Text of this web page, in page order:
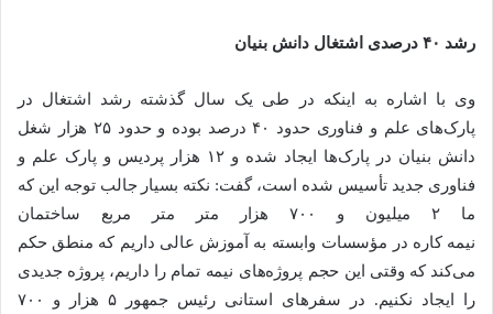
رشد ۴۰ درصدی اشتغال دانش بنیان
وی با اشاره به اینکه در طی یک سال گذشته رشد اشتغال در
پارک‌های علم و فناوری حدود ۴۰ درصد بوده و حدود ۲۵ هزار شغل
دانش بنیان در پارک‌ها ایجاد شده و ۱۲ هزار پردیس و پارک علم و
فناوری جدید تأسیس شده است، گفت: نکته بسیار جالب توجه این که
ما ۲ میلیون و ۷۰۰ هزار متر متر مربع ساختمان
نیمه کاره در مؤسسات وابسته به آموزش عالی داریم که منطق حکم
می‌کند که وقتی این حجم پروژه‌های نیمه تمام را داریم، پروژه جدیدی
را ایجاد نکنیم. در سفرهای استانی رئیس جمهور ۵ هزار و ۷۰۰